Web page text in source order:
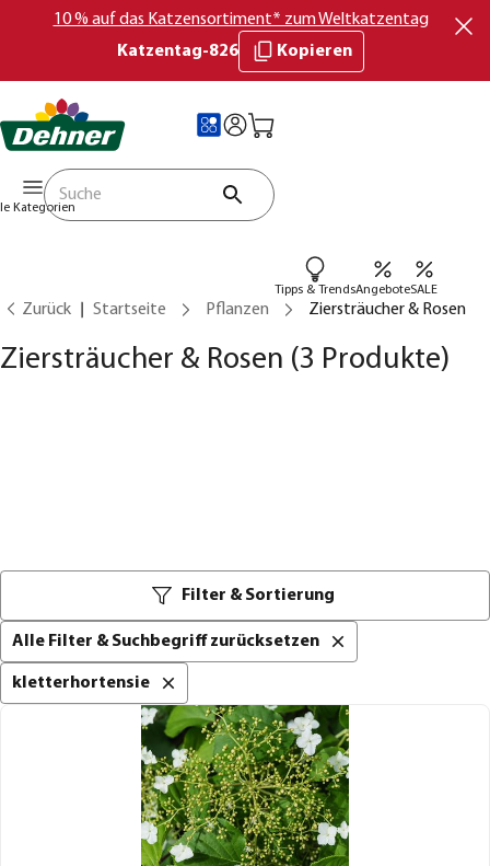
10 % auf das Katzensortiment* zum Weltkatzentag
Katzentag-826
Kopieren
Kategorien
Tipps & TrendsAngeboteSALE
Zurück Startseite Pflanzen Ziersträucher & Rosen
Ziersträucher & Rosen (3 Produkte)
Filter & Sortierung
Alle Filter & Suchbegriff zurücksetzen
kletterhortensie